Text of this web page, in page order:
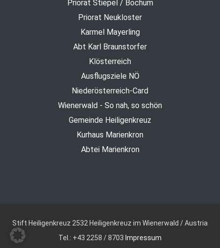
Priorat Stiepel / Bochum
Priorat Neukloster
Karmel Mayerling
Abt Karl Braunstorfer
Klösterreich
Ausflugsziele NÖ
Niederösterreich-Card
Wienerwald - So nah, so schön
Gemeinde Heiligenkreuz
Kurhaus Marienkron
Abtei Marienkron
Stift Heiligenkreuz 2532 Heiligenkreuz im Wienerwald / Austria
Tel.: +43 2258 / 8703 Impressum